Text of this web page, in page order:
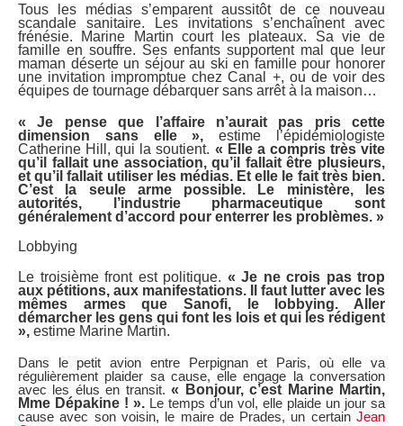
Tous les médias s’emparent aussitôt de ce nouveau
scandale sanitaire. Les invitations s’enchaînent avec
frénésie. Marine Martin court les plateaux. Sa vie de
famille en souffre. Ses enfants supportent mal que leur
maman déserte un séjour au ski en famille pour honorer
une invitation impromptue chez Canal +, ou de voir des
équipes de tournage débarquer sans arrêt à la maison…
« Je pense que l’affaire n’aurait pas pris cette
dimension sans elle », estime l’épidémiologiste
Catherine Hill, qui la soutient. « Elle a compris très vite
qu’il fallait une association, qu’il fallait être plusieurs,
et qu’il fallait utiliser les médias. Et elle le fait très bien.
C’est la seule arme possible. Le ministère, les
autorités, l’industrie pharmaceutique sont
généralement d’accord pour enterrer les problèmes. »
Lobbying
Le troisième front est politique. « Je ne crois pas trop
aux pétitions, aux manifestations. Il faut lutter avec les
mêmes armes que Sanofi, le lobbying. Aller
démarcher les gens qui font les lois et qui les rédigent
», estime Marine Martin.
Dans le petit avion entre Perpignan et Paris, où elle va
régulièrement plaider sa cause, elle engage la conversation
avec les élus en transit.« Bonjour, c’est Marine Martin,
Mme Dépakine ! ».Le temps d’un vol, elle plaide un jour sa
cause avec son voisin, le maire de Prades, un certain Jean